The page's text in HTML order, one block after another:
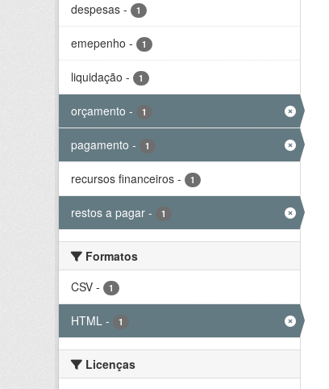
despesas - 1
emepenho - 1
liquidação - 1
orçamento - 1
pagamento - 1
recursos financeiros - 1
restos a pagar - 1
Formatos
CSV - 1
HTML - 1
Licenças